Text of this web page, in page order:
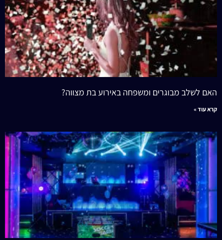
האם לשלב מבוגרים ומשפחה באירוע בת מצווה?
קרא עוד »